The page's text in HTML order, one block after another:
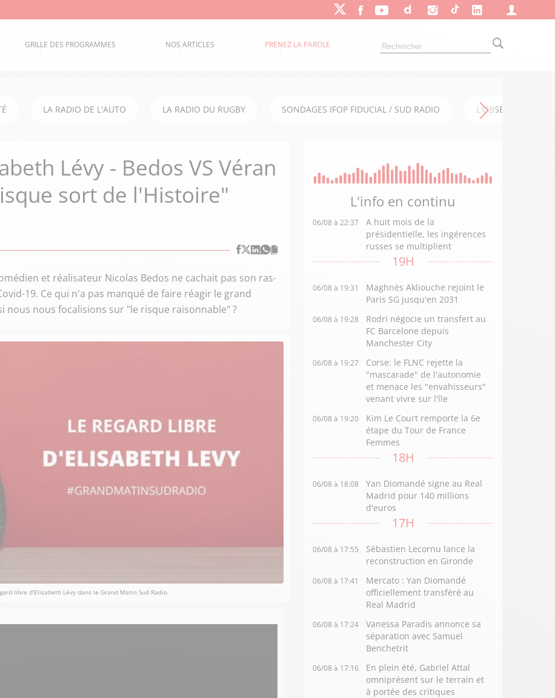
GRILLE DES PROGRAMMES NOS ARTICLES PRENEZ LA PAROLE
LA RADIO DE L'AUTO LA RADIO DU RUGBY SONDAGES IFOP FIDUCIAL / SUD RADIO L'OBSERVATOIRE
Lévy - Bedos VS Véran
sort de l'Histoire"
et réalisateur Nicolas Bedos ne cachait pas son ras-
19. Ce qui n'a pas manqué de faire réagir le grand
nous nous focalisions sur "le risque raisonnable" ?
libre d'Elisabeth Lévy dans le Grand Matin Sud Radio.
L'info en continu
06/08 à 22:37
A huit mois de la
présidentielle, les ingérences
russes se multiplient
19H
06/08 à 19:31
Maghnès Akliouche rejoint le
Paris SG jusqu'en 2031
06/08 à 19:28
Rodri négocie un transfert au
FC Barcelone depuis
Manchester City
06/08 à 19:27
Corse: le FLNC rejette la
"mascarade" de l'autonomie
et menace les "envahisseurs"
venant vivre sur l'île
06/08 à 19:20
Kim Le Court remporte la 6e
étape du Tour de France
Femmes
18H
06/08 à 18:08
Yan Diomandé signe au Real
Madrid pour 140 millions
d'euros
17H
06/08 à 17:55
Sébastien Lecornu lance la
reconstruction en Gironde
06/08 à 17:41
Mercato : Yan Diomandé
officiellement transféré au
Real Madrid
06/08 à 17:24
Vanessa Paradis annonce sa
séparation avec Samuel
Benchetrit
06/08 à 17:16
En plein été, Gabriel Attal
omniprésent sur le terrain et
à portée des critiques